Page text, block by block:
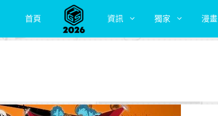
首頁 資訊 獨家 漫畫